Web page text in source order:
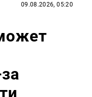
09.08.2026, 05:20